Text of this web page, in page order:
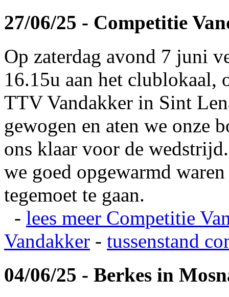
27/06/25 - Competitie
Op zaterdag avond 7 juni
16.15u aan het clublokaal,
TTV Vandakker in Sint
gewogen en aten we onze
ons klaar voor de
we goed opgewarmd
tegemoet te gaan.
- lees meer Competitie
Vandakker - tussenstand
04/06/25 - Berkes in